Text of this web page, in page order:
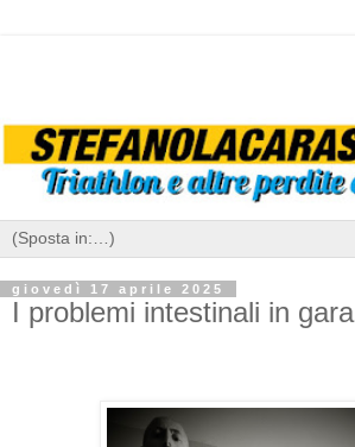
giovedì 17 aprile 2025
I problemi intestinali in gara